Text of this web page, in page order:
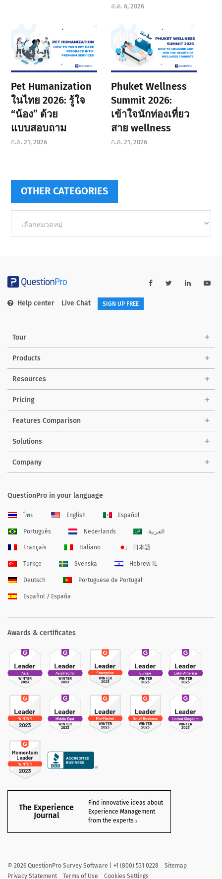
ส.ค. 6, 2026
Pet Humanization
ในไทย 2026: รู้ใจ
“น้อง” ด้วย
แบบสอบถาม
ก.ค. 21, 2026
Phuket Wellness
Summit 2026:
เข้าใจนักท่องเที่ยว
สาย wellness
ก.ค. 21, 2026
OTHER CATEGORIES
categories
Help center Live Chat SIGN UP FREE
Tour
Products
Resources
Pricing
Features Comparison
Solutions
Company
QuestionPro in your language
ไทย English Español
Português Nederlands العربية
Français Italiano 日本語
Türkçe Svenska Hebrew IL
Deutsch Portuguese de Portugal
Español / España
Awards & certificates
The Experience
Journal
Find innovative ideas about
Experience Management
from the experts
© 2026 QuestionPro Survey Software | +1 (800) 531 0228
Sitemap
Privacy Statement
Terms of Use Cookies Settings